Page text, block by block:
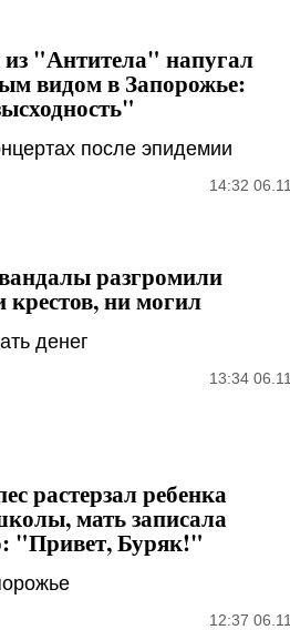
"Антитела" напугал
видом в Запорожье:
после эпидемии
14:32 06.11
разгромили
ни могил
денег
13:34 06.11
растерзал ребенка
мать записала
"Привет, Буряк!"
12:37 06.11